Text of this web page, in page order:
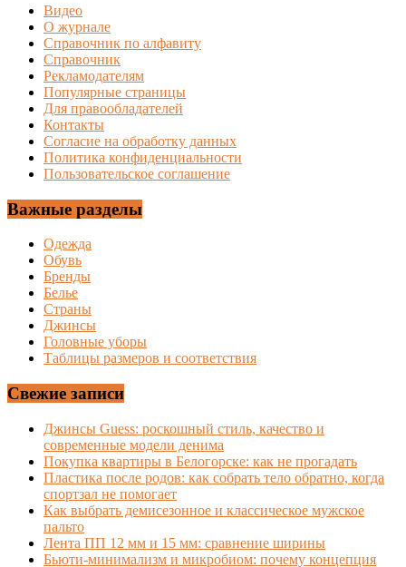
Видео
О журнале
Справочник по алфавиту
Справочник
Рекламодателям
Популярные страницы
Для правообладателей
Контакты
Согласие на обработку данных
Политика конфиденциальности
Пользовательское соглашение
Важные разделы
Одежда
Обувь
Бренды
Белье
Страны
Джинсы
Головные уборы
Таблицы размеров и соответствия
Свежие записи
Джинсы Guess: роскошный стиль, качество и
современные модели денима
Покупка квартиры в Белогорске: как не прогадать
Пластика после родов: как собрать тело обратно, когда
спортзал не помогает
Как выбрать демисезонное и классическое мужское
пальто
Лента ПП 12 мм и 15 мм: сравнение ширины
Бьюти-минимализм и микробиом: почему концепция